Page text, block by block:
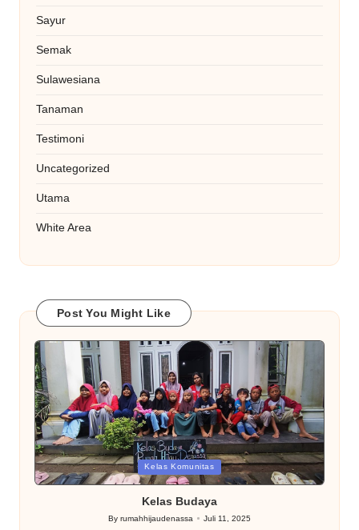
Sayur
Semak
Sulawesiana
Tanaman
Testimoni
Uncategorized
Utama
White Area
Post You Might Like
Posted
in
Kelas Komunitas
Kelas Budaya
Posted
Byrumahhijaudenassa Juli 11, 2025